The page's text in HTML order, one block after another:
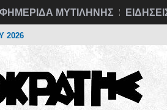
ΜΥΤΙΛΗΝΗΣ
2026